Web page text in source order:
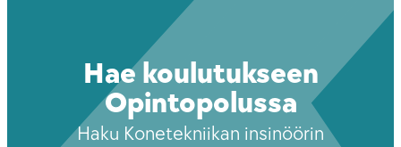
Hae koulutukseen
Opintopolussa
Haku Konetekniikan insinöörin